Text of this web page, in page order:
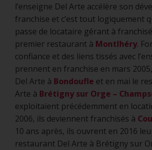
l’enseigne Del Arte accélère son
franchise et c’est tout logiquement
passe de locataire gérant à
premier restaurant à Montlhéry.
confiance et des liens tissés avec
prennent en franchise en mars
Del Arte à Bondoufle et en mai le
Arte à Brétigny sur Orge –
exploitaient précédemment en
2006, ils deviennent franchisés à
10 ans après, ils ouvrent en 2016
restaurant Del Arte à Brétigny sur